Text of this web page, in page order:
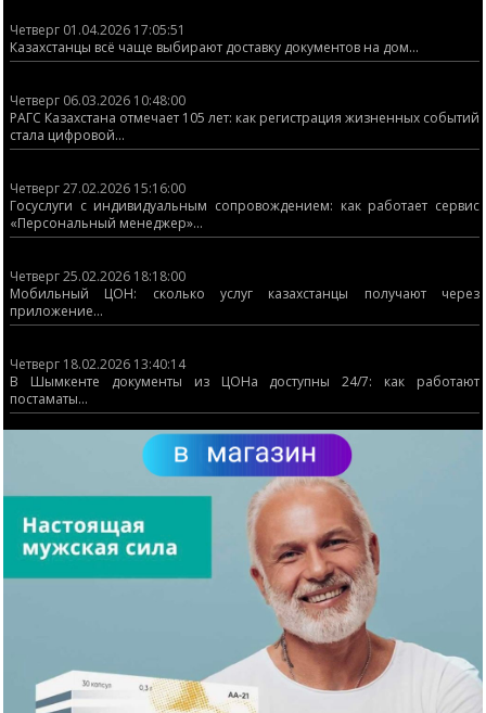
Четверг 01.04.2026 17:05:51
Казахстанцы всё чаще выбирают доставку документов на дом...
Четверг 06.03.2026 10:48:00
РАГС Казахстана отмечает 105 лет: как регистрация жизненных событий
стала цифровой...
Четверг 27.02.2026 15:16:00
Госуслуги с индивидуальным сопровождением: как работает сервис
«Персональный менеджер»...
Четверг 25.02.2026 18:18:00
Мобильный ЦОН: сколько услуг казахстанцы получают через
приложение...
Четверг 18.02.2026 13:40:14
В Шымкенте документы из ЦОНа доступны 24/7: как работают
постаматы...